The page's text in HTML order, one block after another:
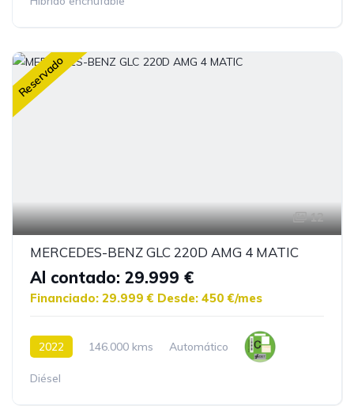
Reservado
12
MERCEDES-BENZ GLC 220D AMG 4 MATIC
Al contado: 29.999 €
Financiado: 29.999 € Desde: 450 €/mes
2022 146.000 kms Automático
Diésel